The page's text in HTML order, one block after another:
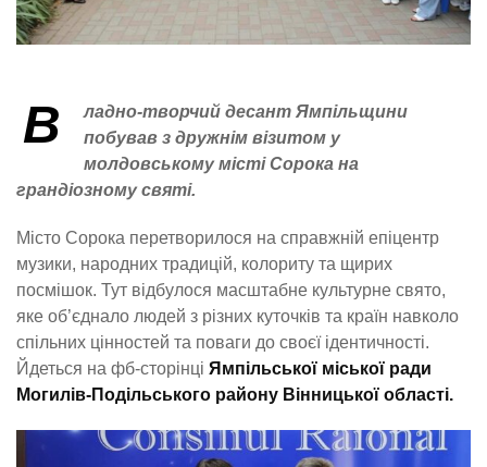
В
ладно-творчий десант Ямпільщини
побував з дружнім візитом у
молдовському місті Сорока на
грандіозному святі.
Місто Сорока перетворилося на справжній епіцентр
музики, народних традицій, колориту та щирих
посмішок. Тут відбулося масштабне культурне свято,
яке об’єднало людей з різних куточків та країн навколо
спільних цінностей та поваги до своєї ідентичності.
Йдеться на фб-сторінці Ямпільської міської ради
Могилів-Подільського району Вінницької області.